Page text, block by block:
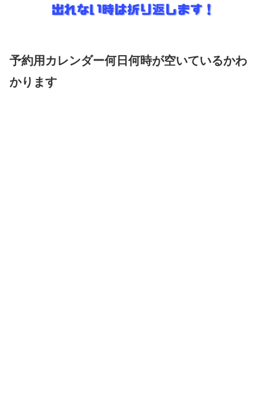
予約用カレンダー何日何時が空いているかわ
かります